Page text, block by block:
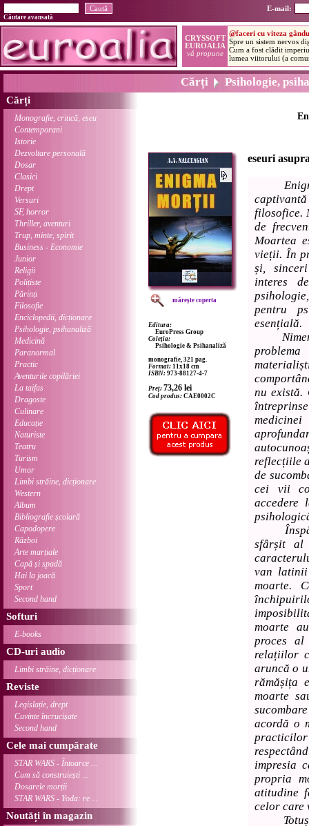
E-mail:
Căutare avansată
Cărți Psihologie,
Cărți
Monografie, critică, eseu
Contemporani
Istorie
Dezvoltare personală
Dosar
Clasici
Drept
Versuri
SF, horror
Thriller, aventuri
Trup, minte, spirit
Business - Economie
Junior
Religii
Polițiste
Părinți
Filosofie
Enciclopedii, dicționare
Psihologie, psihanaliză
Medicină
Paranormal
Practic
Aventurile copilăriei
La taifas
Dragoste
Culinare
Educație
Naturiste
Teatru
Turism
Umor
Limbi străine, dicționare
Western
Album
Bibliografie școlară
Capodopere
Război
Arte marțiale
Capă și spadă
Hai la joacă
Sport
Second hand
Softuri
E-books
CD-uri audio
Limbi străine, dicționare
Reviste
Legislație, drept
Cuvinte încrucișate
Second hand
Cele mai cumpărate
STAR WARS - Întoarce ...
Cum să construiești ...
Dosarele morții
STAR WARS - Yoda: re ...
Noutăți în magazin
mărește coperta
Editura:
EuroPress Group
Coleția:
Psihologie & Psihanaliză
monografie, 321 pag.
Format: 11x18 cm
ISBN: 973-88127-4-7
Preț: 73,26 lei
Cod produs: CAE0002C
eseuri
filosofice.
de
Moartea
vieții. În
și,
interes
pentru
esențială.
Nimeni
nu există.
reflecțiile
de
cei vii
accedere
sfârșit al
van
moarte.
moarte
proces
relațiilor
aruncă o
rămășița
moarte
acordă o
impresia
propria
atitudine
celor care
Totuși,